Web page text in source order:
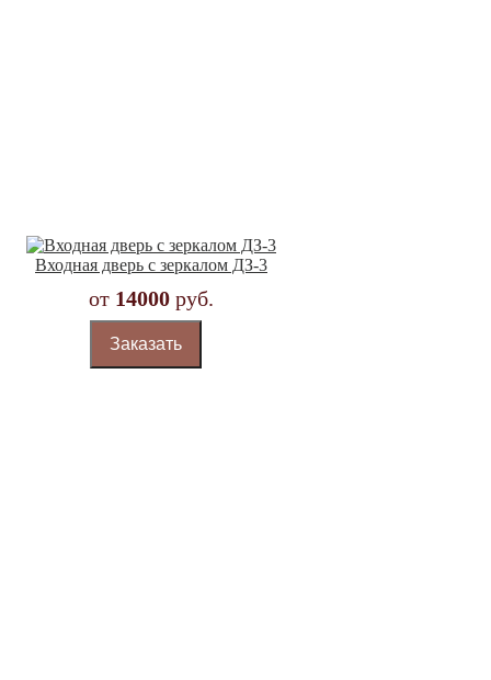
Входная дверь с зеркалом ДЗ-3
от 14000 руб.
Заказать